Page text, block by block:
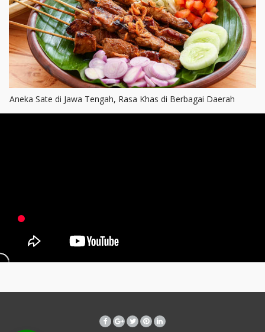
Aneka Sate di Jawa Tengah, Rasa Khas di Berbagai Daerah